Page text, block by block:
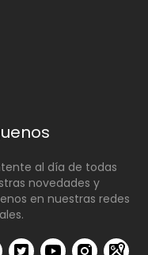
al día de todas
novedades y
en nuestras redes